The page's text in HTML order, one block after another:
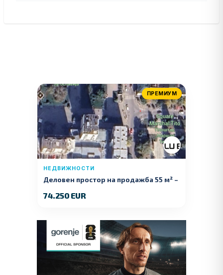
ПРЕМИУМ
НЕДВИЖНОСТИ
Деловен простор на продажба 55 м² –
74.250 EUR